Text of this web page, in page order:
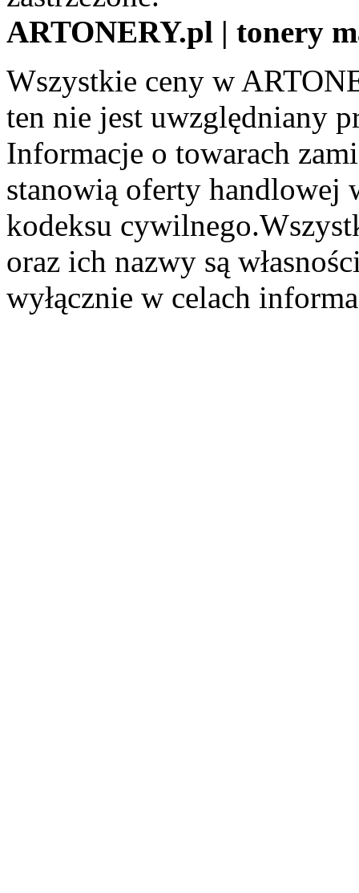
ARTONERY.pl | tonery
Wszystkie ceny w
ten nie jest uwzględniany
Informacje o towarach
stanowią oferty
kodeksu
oraz ich nazwy są
wyłącznie w celach